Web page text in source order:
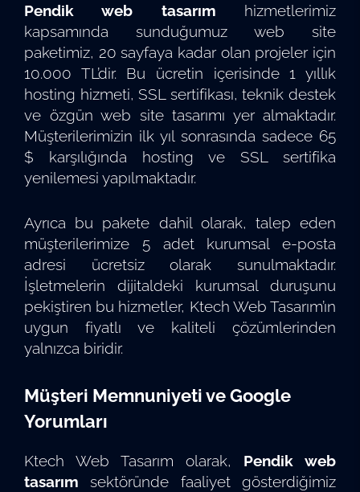
Pendik web tasarım hizmetlerimiz
kapsamında sunduğumuz web site
paketimiz, 20 sayfaya kadar olan projeler için
10.000 TL’dir. Bu ücretin içerisinde 1 yıllık
hosting hizmeti, SSL sertifikası, teknik destek
ve özgün web site tasarımı yer almaktadır.
Müşterilerimizin ilk yıl sonrasında sadece 65
$ karşılığında hosting ve SSL sertifika
yenilemesi yapılmaktadır.
Ayrıca bu pakete dahil olarak, talep eden
müşterilerimize 5 adet kurumsal e-posta
adresi ücretsiz olarak sunulmaktadır.
İşletmelerin dijitaldeki kurumsal duruşunu
pekiştiren bu hizmetler, Ktech Web Tasarım’ın
uygun fiyatlı ve kaliteli çözümlerinden
yalnızca biridir.
Müşteri Memnuniyeti ve Google
Yorumları
Ktech Web Tasarım olarak, Pendik web
tasarım sektöründe faaliyet gösterdiğimiz